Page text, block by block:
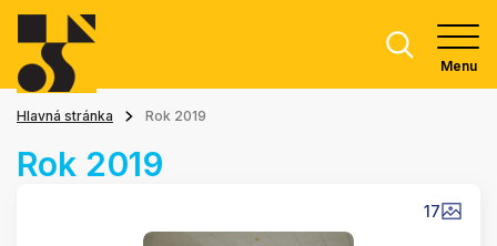
Menu
Hlavná stránka Rok 2019
Rok 2019
17